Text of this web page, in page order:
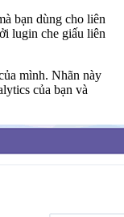
bạn dùng cho liên
lugin che giấu liên
mình. Nhãn này
của bạn và